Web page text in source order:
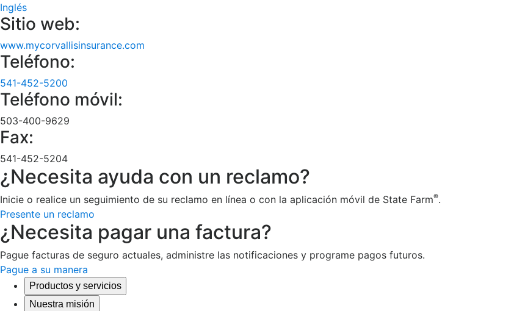
Inglés
Sitio web:
www.mycorvallisinsurance.com
Teléfono:
541-452-5200
Teléfono móvil:
503-400-9629
Fax:
541-452-5204
¿Necesita ayuda con un reclamo?
Inicie o realice un seguimiento de su reclamo en línea o con la aplicación móvil de State Farm®.
Presente un reclamo
¿Necesita pagar una factura?
Pague facturas de seguro actuales, administre las notificaciones y programe pagos futuros.
Pague a su manera
Productos y servicios
Nuestra misión